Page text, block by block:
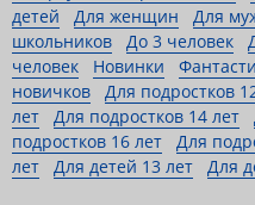
детей
Для женщин Для
школьников
До 3 человек
человек
Новинки
новичков
Для подростков
лет
Для подростков 14 лет
подростков 16 лет
Для
лет
Для детей 13 лет Для